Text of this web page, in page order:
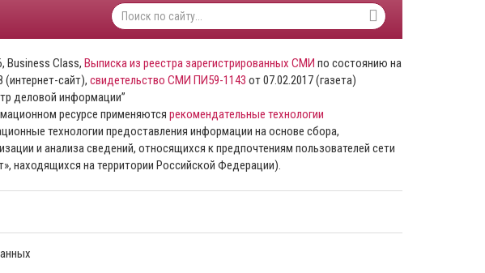
Business Class, Выписка из реестра зарегистрированных СМИ по состоянию на
(интернет-сайт), свидетельство СМИ ПИ59-1143 от 07.02.2017 (газета)
деловой информации”
ресурсе применяются рекомендательные технологии
технологии предоставления информации на основе сбора,
и анализа сведений, относящихся к предпочтениям пользователей сети
находящихся на территории Российской Федерации).